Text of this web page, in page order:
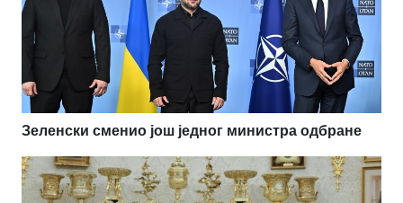
Зеленски сменио још једног министра одбране